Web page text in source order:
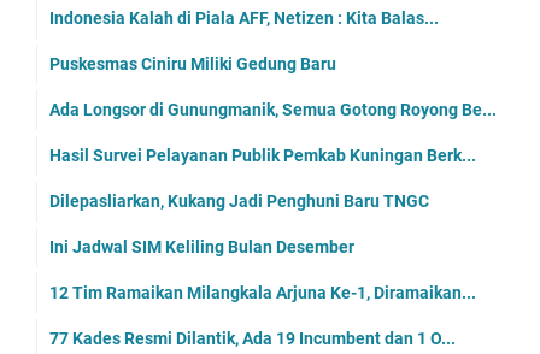
Indonesia Kalah di Piala AFF, Netizen : Kita Balas...
Puskesmas Ciniru Miliki Gedung Baru
Ada Longsor di Gunungmanik, Semua Gotong Royong Be...
Hasil Survei Pelayanan Publik Pemkab Kuningan Berk...
Dilepasliarkan, Kukang Jadi Penghuni Baru TNGC
Ini Jadwal SIM Keliling Bulan Desember
12 Tim Ramaikan Milangkala Arjuna Ke-1, Diramaikan...
77 Kades Resmi Dilantik, Ada 19 Incumbent dan 1 O...